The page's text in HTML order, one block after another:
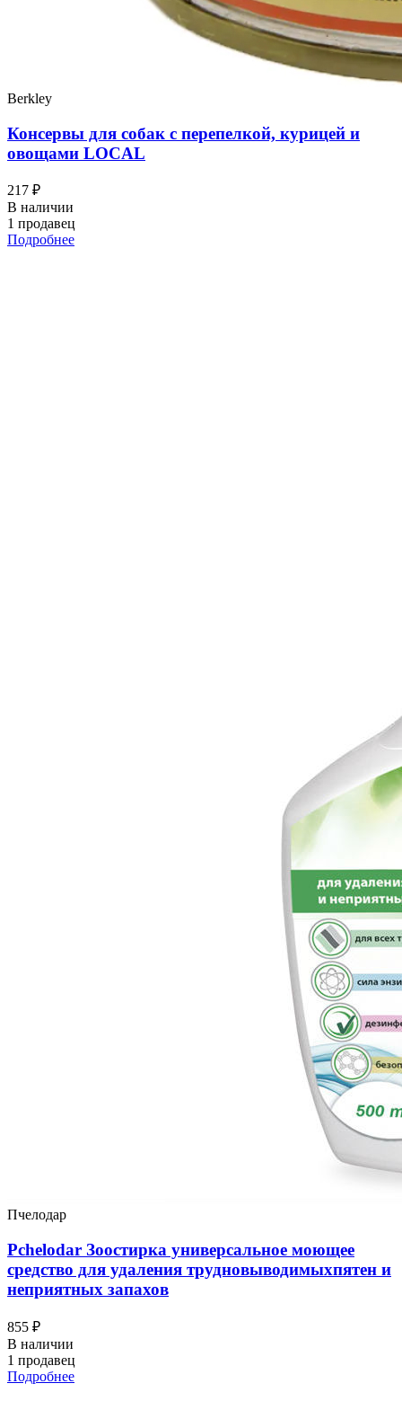
Berkley
Консервы для собак с перепелкой, курицей и
овощами LOCAL
217 ₽
В наличии
1 продавец
Подробнее
Пчелодар
Pchelodar Зоостирка универсальное моющее
средство для удаления трудновыводимыхпятен и
неприятных запахов
855 ₽
В наличии
1 продавец
Подробнее